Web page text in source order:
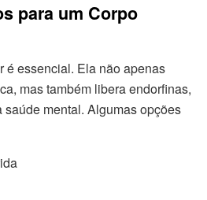
para um Corpo
é essencial. Ela não apenas
mas também libera endorfinas,
saúde mental. Algumas opções